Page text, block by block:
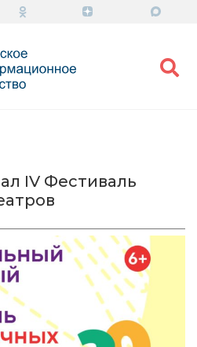
IV Фестиваль